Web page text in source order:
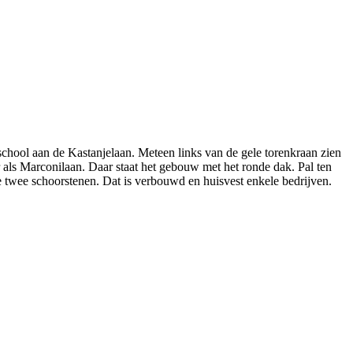
aan de Kastanjelaan. Meteen links van de gele torenkraan zien
Marconilaan. Daar staat het gebouw met het ronde dak. Pal ten
schoorstenen. Dat is verbouwd en huisvest enkele bedrijven.